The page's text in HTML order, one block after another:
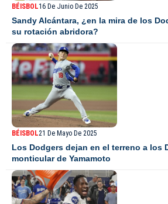
BÉISBOL16 De Junio De 2025
Sandy Alcántara, ¿en la mira de los
su rotación abridora?
BÉISBOL21 De Mayo De 2025
Los Dodgers dejan en el terreno a los
monticular de Yamamoto